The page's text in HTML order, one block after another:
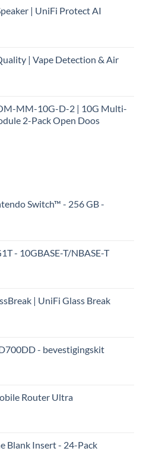
| UniFi Protect AI
| Vape Detection & Air
MM-10G-D-2 | 10G Multi-
2-Pack Open Doos
Switch™ - 256 GB -
- 10GBASE-T/NBASE-T
| UniFi Glass Break
- bevestigingskit
Router Ultra
Blank Insert - 24-Pack